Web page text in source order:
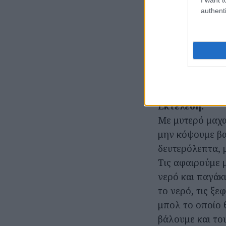
φρέσκο
αλατοπίπερο,
Εκτέλεση:
Με μυτερό
μην κόψουμε
δευτερόλεπτα,
Τις αφαιρούμε
νερό και
το νερό, τις
μπολ το οποίο
βάλουμε και